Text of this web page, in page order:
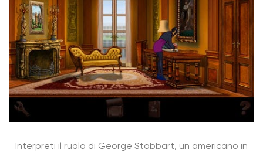
Interpreti il ruolo di George Stobbart, un americano in